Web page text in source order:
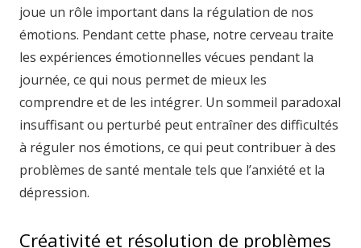
joue un rôle important dans la régulation de nos
émotions. Pendant cette phase, notre cerveau traite
les expériences émotionnelles vécues pendant la
journée, ce qui nous permet de mieux les
comprendre et de les intégrer. Un sommeil paradoxal
insuffisant ou perturbé peut entraîner des difficultés
à réguler nos émotions, ce qui peut contribuer à des
problèmes de santé mentale tels que l’anxiété et la
dépression.
Créativité et résolution de problèmes